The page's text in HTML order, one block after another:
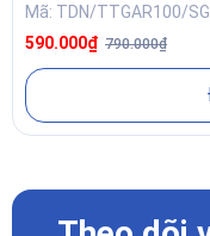
Mã: TDN/TTGAR100/
590.000₫ 790.000₫